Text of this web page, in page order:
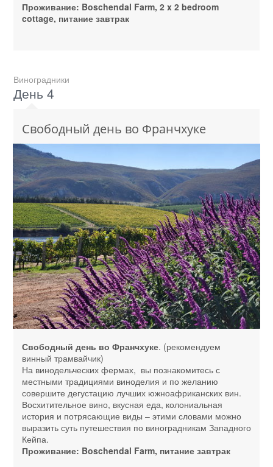
Проживание: Boschendal Farm, 2 x 2 bedroom
cottage, питание завтрак
Виноградники
День 4
Свободный день во Франчхуке
Свободный день во Франчхуке. (рекомендуем
винный трамвайчик)
На винодельческих фермах, вы познакомитесь с
местными традициями виноделия и по желанию
совершите дегустацию лучших южноафриканских вин.
Восхитительное вино, вкусная еда, колониальная
история и потрясающие виды – этими словами можно
выразить суть путешествия по виноградникам Западного
Кейпа.
Проживание: Boschendal Farm, питание завтрак